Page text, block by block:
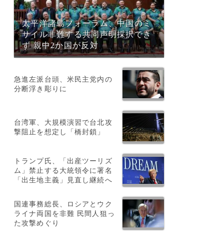
太平洋諸島フォーラム、中国のミ
サイル非難する共同声明採択でき
ず 親中2か国が反対
急進左派台頭、米民主党内の
分断浮き彫りに
台湾軍、大規模演習で台北攻
撃阻止を想定し「橋封鎖」
トランプ氏、「出産ツーリズ
ム」禁止する大統領令に署名
「出生地主義」見直し継続へ
国連事務総長、ロシアとウク
ライナ両国を非難 民間人狙っ
た攻撃めぐり